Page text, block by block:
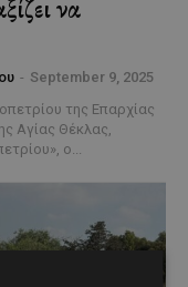
να
- September 9, 2025
της Επαρχίας
Αγίας Θέκλας,
ο...